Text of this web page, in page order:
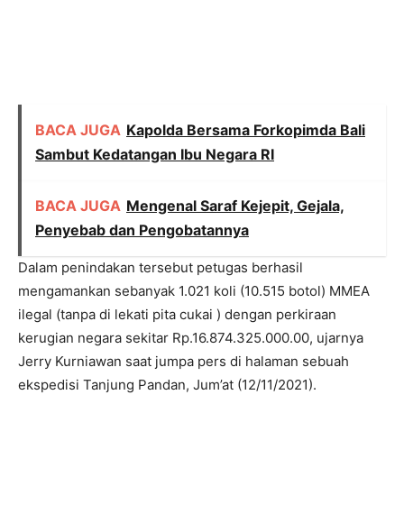
BACA JUGA Kapolda Bersama Forkopimda Bali
Sambut Kedatangan Ibu Negara RI
BACA JUGA Mengenal Saraf Kejepit, Gejala,
Penyebab dan Pengobatannya
Dalam penindakan tersebut petugas berhasil
mengamankan sebanyak 1.021 koli (10.515 botol) MMEA
ilegal (tanpa di lekati pita cukai ) dengan perkiraan
kerugian negara sekitar Rp.16.874.325.000.00, ujarnya
Jerry Kurniawan saat jumpa pers di halaman sebuah
ekspedisi Tanjung Pandan, Jum’at (12/11/2021).